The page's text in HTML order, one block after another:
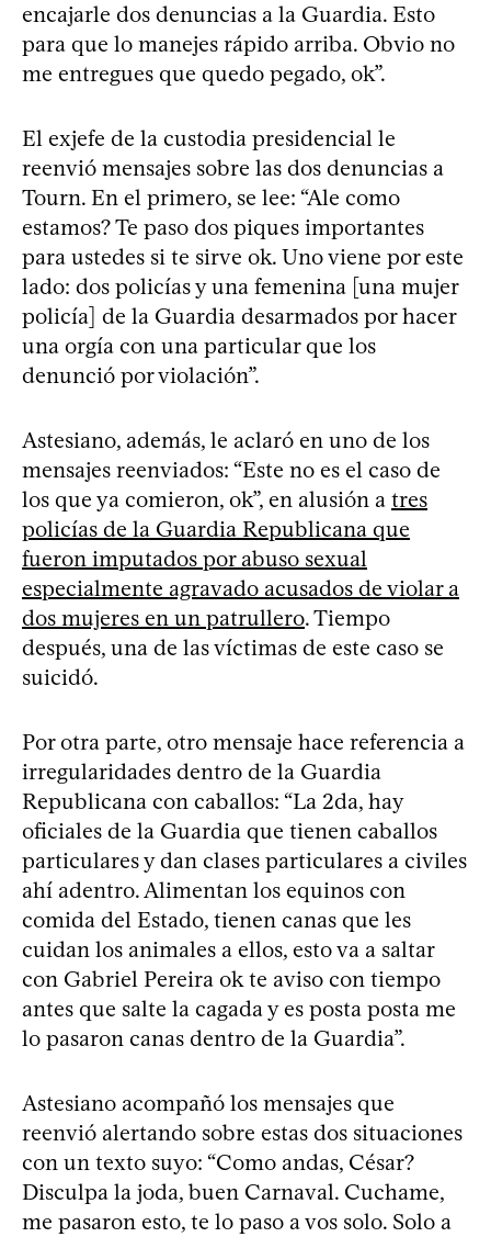
encajarle dos denuncias a la Guardia. Esto
para que lo manejes rápido arriba. Obvio no
me entregues que quedo pegado, ok”.
El exjefe de la custodia presidencial le
reenvió mensajes sobre las dos denuncias a
Tourn. En el primero, se lee: “Ale como
estamos? Te paso dos piques importantes
para ustedes si te sirve ok. Uno viene por este
lado: dos policías y una femenina [una mujer
policía] de la Guardia desarmados por hacer
una orgía con una particular que los
denunció por violación”.
Astesiano, además, le aclaró en uno de los
mensajes reenviados: “Este no es el caso de
los que ya comieron, ok”, en alusión a tres
policías de la Guardia Republicana que
fueron imputados por abuso sexual
especialmente agravado acusados de violar a
dos mujeres en un patrullero. Tiempo
después, una de las víctimas de este caso se
suicidó.
Por otra parte, otro mensaje hace referencia a
irregularidades dentro de la Guardia
Republicana con caballos: “La 2da, hay
oficiales de la Guardia que tienen caballos
particulares y dan clases particulares a civiles
ahí adentro. Alimentan los equinos con
comida del Estado, tienen canas que les
cuidan los animales a ellos, esto va a saltar
con Gabriel Pereira ok te aviso con tiempo
antes que salte la cagada y es posta posta me
lo pasaron canas dentro de la Guardia”.
Astesiano acompañó los mensajes que
reenvió alertando sobre estas dos situaciones
con un texto suyo: “Como andas, César?
Disculpa la joda, buen Carnaval. Cuchame,
me pasaron esto, te lo paso a vos solo. Solo a